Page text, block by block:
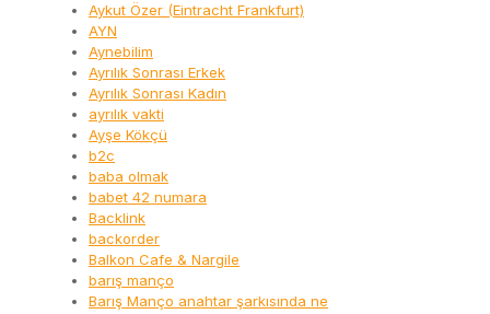
Aykut Özer (Eintracht Frankfurt)
AYN
Aynebilim
Ayrılık Sonrası Erkek
Ayrılık Sonrası Kadın
ayrılık vakti
Ayşe Kökçü
b2c
baba olmak
babet 42 numara
Backlink
backorder
Balkon Cafe & Nargile
barış manço
Barış Manço anahtar şarkısında ne